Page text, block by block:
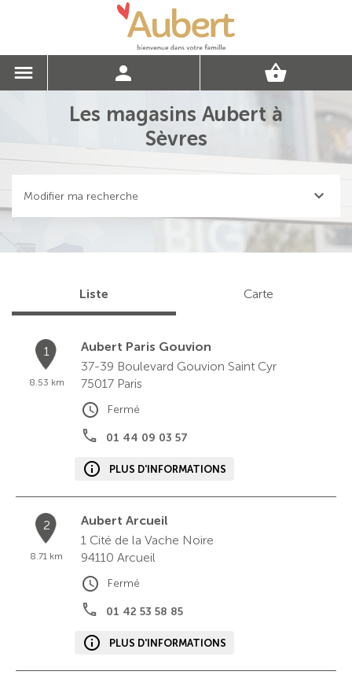
Les magasins Aubert à
Sèvres
Modifier ma recherche
Liste Carte
1
8.53 km
Aubert Paris Gouvion
37-39 Boulevard Gouvion Saint Cyr
75017 Paris
01 44 09 03 57
Fermé
PLUS D'INFORMATIONS
2
8.71 km
Aubert Arcueil
1 Cité de la Vache Noire
94110 Arcueil
01 42 53 58 85
Fermé
PLUS D'INFORMATIONS